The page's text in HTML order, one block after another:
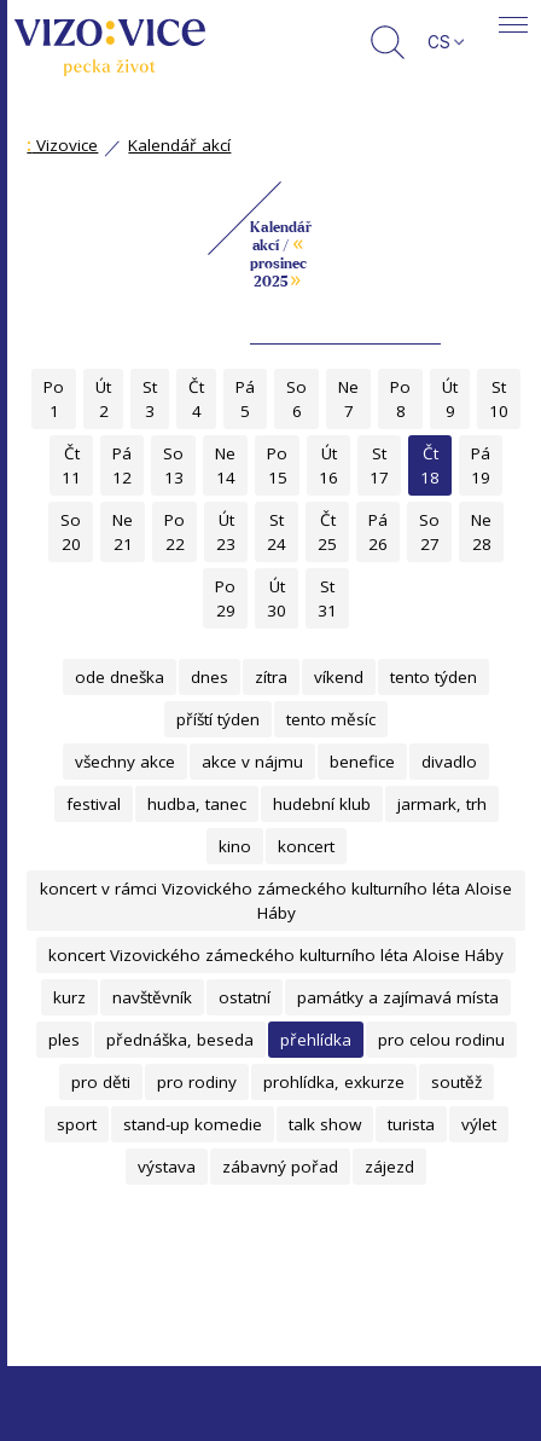
CS
: Vizovice Kalendář akcí
Kalendář
akcí / «
prosinec
2025»
Po
1
Út
2
St
3
Čt
4
Pá
5
So
6
Ne
7
Po
8
Út
9
St
10
Čt
11
Pá
12
So
13
Ne
14
Po
15
Út
16
St
17
Čt
18
Pá
19
So
20
Ne
21
Po
22
Út
23
St
24
Čt
25
Pá
26
So
27
Ne
28
Po
29
Út
30
St
31
ode dneška dnes zítra víkend
tento týden
příští týden
tento měsíc
všechny akce
akce v nájmu benefice
divadlo
festival
hudba, tanec hudební klub
jarmark, trh
kino
koncert
koncert v rámci Vizovického zámeckého kulturního léta Aloise
Háby
koncert Vizovického zámeckého kulturního léta Aloise Háby
kurz
navštěvník ostatní
památky a zajímavá místa
ples
přednáška, beseda přehlídka
pro celou rodinu
pro děti
pro rodiny prohlídka, exkurze
soutěž
sport
stand-up komedie talk show turista
výlet
výstava
zábavný pořad zájezd